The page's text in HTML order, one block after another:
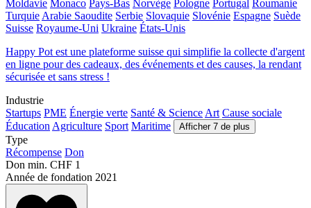
Moldavie Monaco Pays-Bas Norvège Pologne Portugal
Roumanie
Turquie Arabie Saoudite Serbie Slovaquie Slovénie Espagne Suède
Suisse Royaume-Uni Ukraine États-Unis
Happy Pot est une plateforme suisse qui simplifie la collecte d'argent
en ligne pour des cadeaux, des événements et des causes, la rendant
sécurisée et sans stress !
Industrie
Startups PME Énergie verte Santé & Science Art Cause sociale
Éducation Agriculture Sport Maritime Afficher 7 de plus
Type
Récompense Don
Don min. CHF 1
Année de fondation 2021